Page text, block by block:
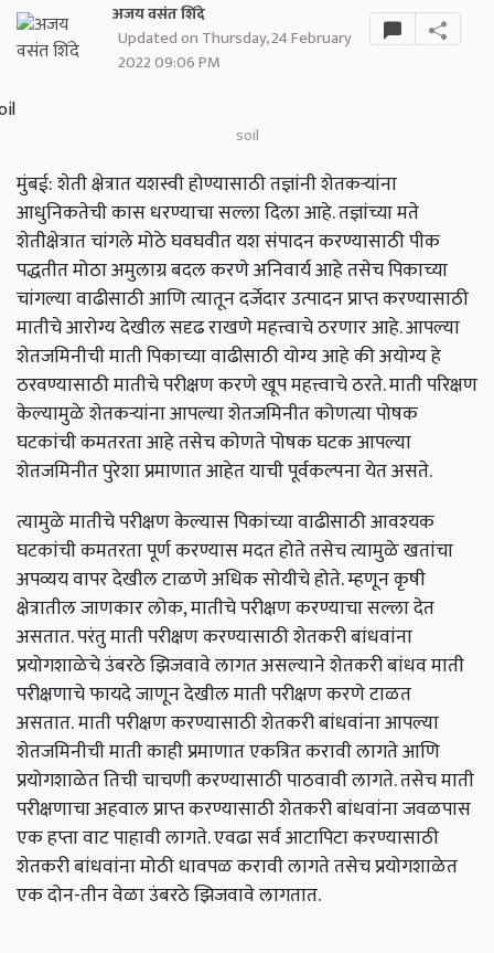
अजय वसंत शिंदे
Updated on Thursday, 24 February
2022 09:06 PM
soil
मुंबई: शेती क्षेत्रात यशस्वी होण्यासाठी तज्ञांनी शेतकऱ्यांना
आधुनिकतेची कास धरण्याचा सल्ला दिला आहे. तज्ञांच्या मते
शेतीक्षेत्रात चांगले मोठे घवघवीत यश संपादन करण्यासाठी पीक
पद्धतीत मोठा अमुलाग्र बदल करणे अनिवार्य आहे तसेच पिकाच्या
चांगल्या वाढीसाठी आणि त्यातून दर्जेदार उत्पादन प्राप्त करण्यासाठी
मातीचे आरोग्य देखील सदृढ राखणे महत्त्वाचे ठरणार आहे. आपल्या
शेतजमिनीची माती पिकाच्या वाढीसाठी योग्य आहे की अयोग्य हे
ठरवण्यासाठी मातीचे परीक्षण करणे खूप महत्त्वाचे ठरते. माती परिक्षण
केल्यामुळे शेतकऱ्यांना आपल्या शेतजमिनीत कोणत्या पोषक
घटकांची कमतरता आहे तसेच कोणते पोषक घटक आपल्या
शेतजमिनीत पुरेशा प्रमाणात आहेत याची पूर्वकल्पना येत असते.
त्यामुळे मातीचे परीक्षण केल्यास पिकांच्या वाढीसाठी आवश्‍यक
घटकांची कमतरता पूर्ण करण्यास मदत होते तसेच त्यामुळे खतांचा
अपव्यय वापर देखील टाळणे अधिक सोयीचे होते. म्हणून कृषी
क्षेत्रातील जाणकार लोक, मातीचे परीक्षण करण्याचा सल्ला देत
असतात. परंतु माती परीक्षण करण्यासाठी शेतकरी बांधवांना
प्रयोगशाळेचे उंबरठे झिजवावे लागत असल्याने शेतकरी बांधव माती
परीक्षणाचे फायदे जाणून देखील माती परीक्षण करणे टाळत
असतात.माती परीक्षण करण्यासाठी शेतकरी बांधवांना आपल्या
शेतजमिनीची माती काही प्रमाणात एकत्रित करावी लागते आणि
प्रयोगशाळेत तिची चाचणी करण्यासाठी पाठवावी लागते. तसेच माती
परीक्षणाचा अहवाल प्राप्त करण्यासाठी शेतकरी बांधवांना जवळपास
एक हप्ता वाट पाहावी लागते. एवढा सर्व आटापिटा करण्यासाठी
शेतकरी बांधवांना मोठी धावपळ करावी लागते तसेच प्रयोगशाळेत
एक दोन-तीन वेळा उंबरठे झिजवावे लागतात.